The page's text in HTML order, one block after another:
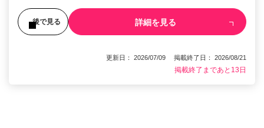
後で見る 詳細を見る
更新日： 2026/07/09 掲載終了日： 2026/08/21
掲載終了まであと13日